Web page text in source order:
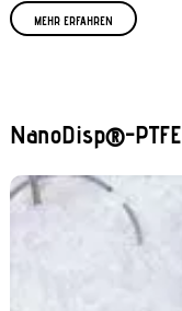
MEHR ERFAHREN
NanoDisp®-PTFE